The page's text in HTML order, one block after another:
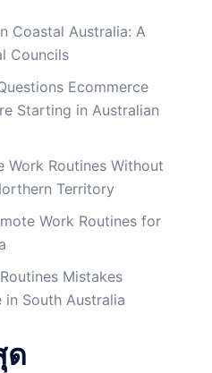
Coastal Australia: A
Councils
Ecommerce
Starting in Australian
Work Routines Without
Territory
Work Routines for
Mistakes
in South Australia
ด